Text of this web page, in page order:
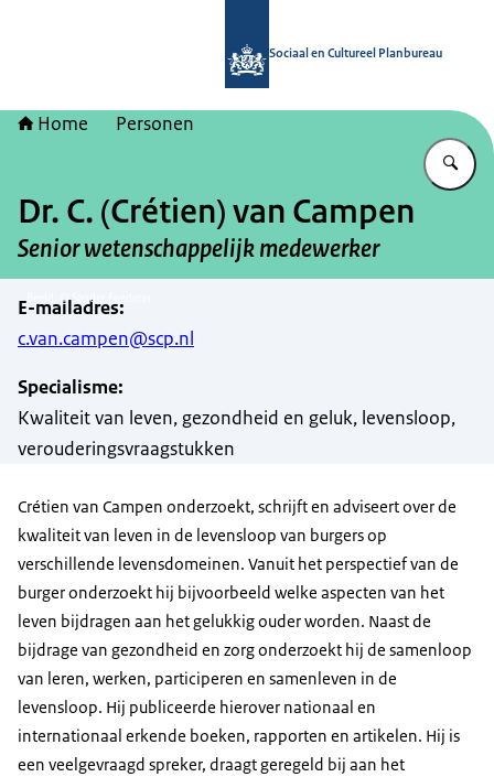
Sociaal en Cultureel Planbureau
Home Personen
Dr. C. (Crétien) van Campen
Senior wetenschappelijk medewerker
Beeld: © Sander Foederer
E-mailadres:
c.van.campen@scp.nl
Specialisme:
Kwaliteit van leven, gezondheid en geluk, levensloop,
verouderingsvraagstukken
Crétien van Campen onderzoekt, schrijft en adviseert over de
kwaliteit van leven in de levensloop van burgers op
verschillende levensdomeinen. Vanuit het perspectief van de
burger onderzoekt hij bijvoorbeeld welke aspecten van het
leven bijdragen aan het gelukkig ouder worden. Naast de
bijdrage van gezondheid en zorg onderzoekt hij de samenloop
van leren, werken, participeren en samenleven in de
levensloop. Hij publiceerde hierover nationaal en
internationaal erkende boeken, rapporten en artikelen. Hij is
een veelgevraagd spreker, draagt geregeld bij aan het